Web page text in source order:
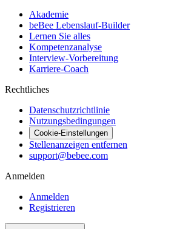
Akademie
beBee Lebenslauf-Builder
Lernen Sie alles
Kompetenzanalyse
Interview-Vorbereitung
Karriere-Coach
Rechtliches
Datenschutzrichtlinie
Nutzungsbedingungen
Cookie-Einstellungen
Stellenanzeigen entfernen
support@bebee.com
Anmelden
Anmelden
Registrieren